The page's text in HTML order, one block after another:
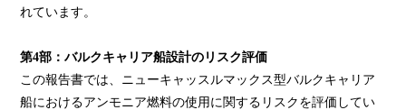
れています。
第4部：バルクキャリア船設計のリスク評価
この報告書では、ニューキャッスルマックス型バルクキャリア
船におけるアンモニア燃料の使用に関するリスクを評価してい